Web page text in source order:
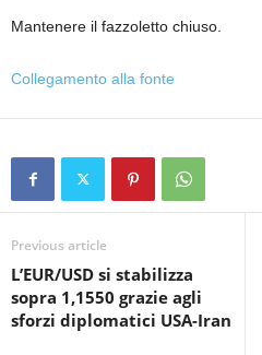
Mantenere il fazzoletto chiuso.
Collegamento alla fonte
Previous article
L’EUR/USD si stabilizza
sopra 1,1550 grazie agli
sforzi diplomatici USA-Iran